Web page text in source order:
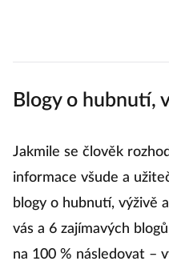
Blogy o hubnutí,
Jakmile se člověk
informace všude a
blogy o hubnutí, výživě
vás a 6 zajímavých
na 100 % následovat –